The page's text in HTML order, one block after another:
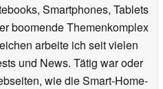
Smartphones, Tablets
boomende Themenkomplex
arbeite ich seit vielen
und News. Tätig war oder
wie die Smart-Home-